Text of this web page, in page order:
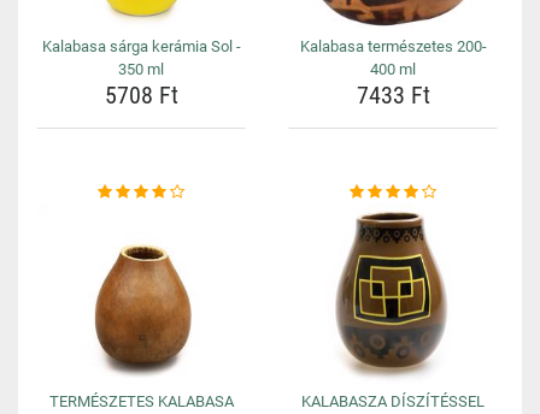
Kalabasa sárga kerámia Sol -
350 ml
5708 Ft
Kalabasa természetes 200-
400 ml
7433 Ft
TERMÉSZETES KALABASA
KALABASZA DÍSZÍTÉSSEL